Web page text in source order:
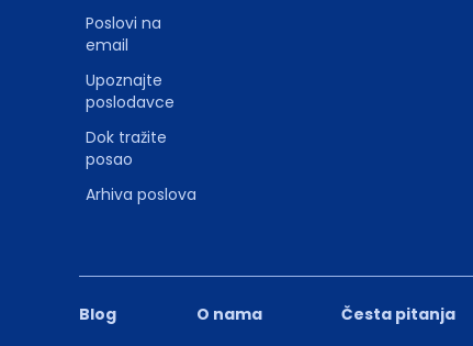
Blog O nama Česta pitanja
Poslovi na
email
Upoznajte
poslodavce
Dok tražite
posao
Arhiva poslova